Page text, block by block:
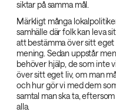
siktar på samma mål.
Märkligt många
samhälle där folk kan leva
att bestämma över sitt
mening. Sedan uppstår
behöver hjälp, de som inte
över sitt eget liv, om man
och hur gör vi med dem
samtal man ska ta,
alla.